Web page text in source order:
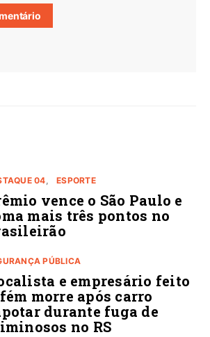
04 ESPORTE
vence o São Paulo e
mais três pontos no
PÚBLICA
e empresário feito
morre após carro
durante fuga de
no RS